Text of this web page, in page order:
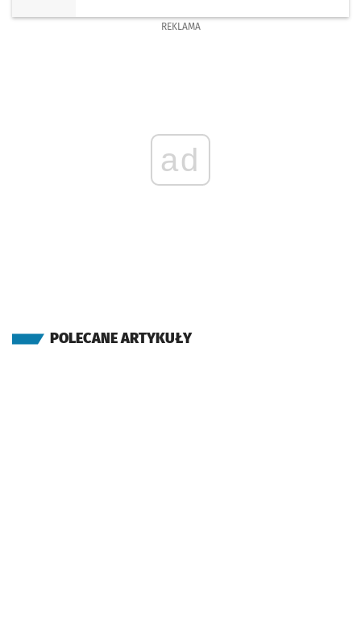
REKLAMA
ad
POLECANE ARTYKUŁY